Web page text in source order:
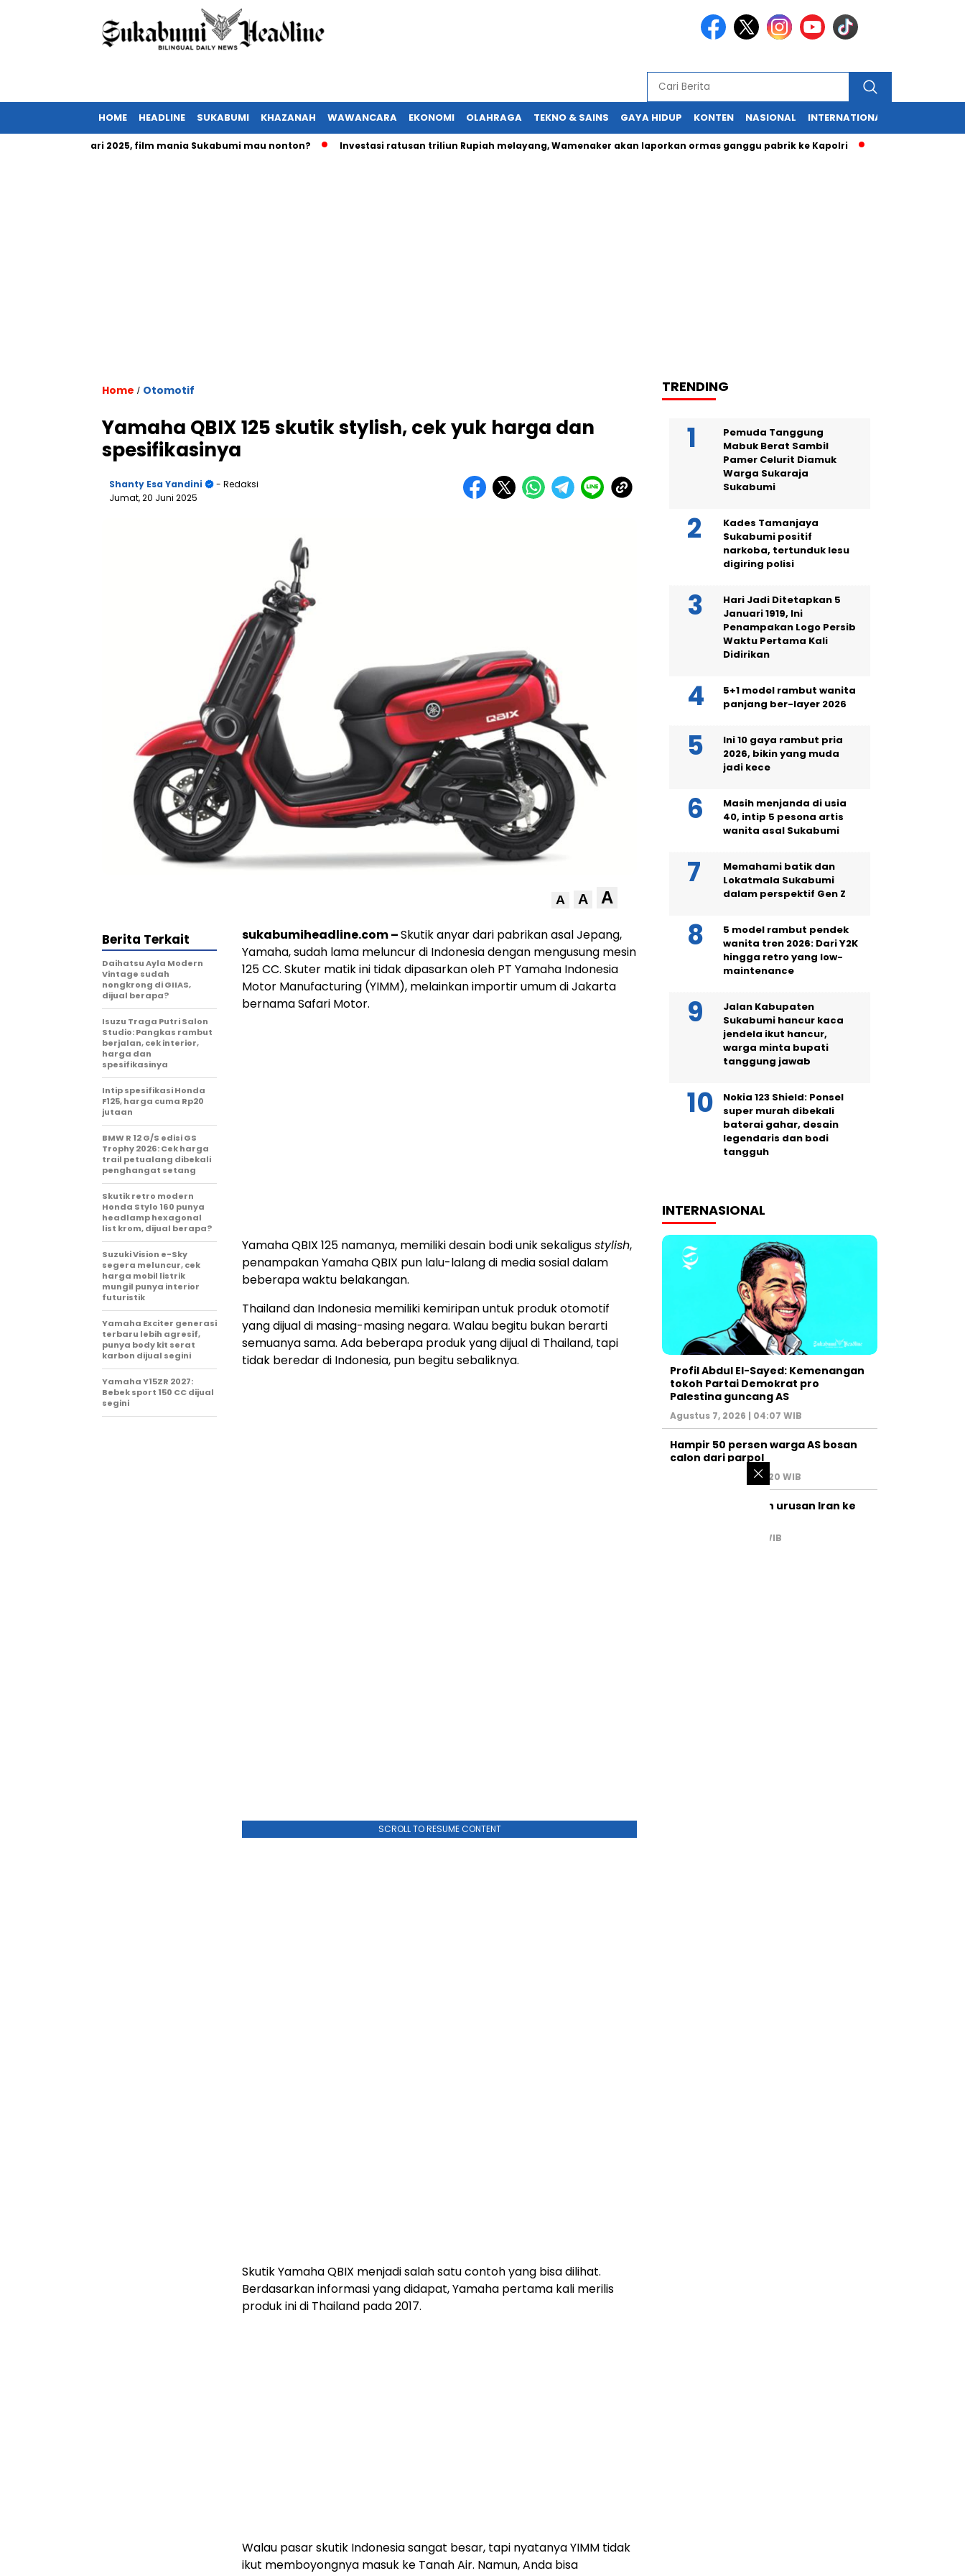
HOME HEADLINE SUKABUMI KHAZANAH WAWANCARA EKONOMI OLAHRAGA TEKNO & SAINS GAYA HIDUP KONTEN NASIONAL INTERNATIONAL
Februari 2025, film mania Sukabumi mau nonton? Investasi ratusan triliun Rupiah melayang, Wamenaker akan laporkan ormas ganggu pabrik ke Kapolri Cabup dan Cawali
Home / Otomotif
Yamaha QBIX 125 skutik stylish, cek yuk harga dan
spesifikasinya
Shanty Esa Yandini
- Redaksi
Jumat, 20 Juni 2025
A A A
sukabumiheadline.com –Skutik anyar dari pabrikan asal Jepang,
Yamaha, sudah lama meluncur di Indonesia dengan mengusung mesin
125 CC. Skuter matik ini tidak dipasarkan oleh PT Yamaha Indonesia
Motor Manufacturing (YIMM), melainkan importir umum di Jakarta
bernama Safari Motor.
Yamaha QBIX 125 namanya, memiliki desain bodi unik sekaligusstylish,
penampakan Yamaha QBIX pun lalu-lalang di media sosial dalam
beberapa waktu belakangan.
Thailand dan Indonesia memiliki kemiripan untuk produk otomotif
yang dijual di masing-masing negara. Walau begitu bukan berarti
semuanya sama. Ada beberapa produk yang dijual di Thailand, tapi
tidak beredar di Indonesia, pun begitu sebaliknya.
SCROLL TO RESUME CONTENT
Skutik Yamaha QBIX menjadi salah satu contoh yang bisa dilihat.
Berdasarkan informasi yang didapat, Yamaha pertama kali merilis
produk ini di Thailand pada 2017.
Walau pasar skutik Indonesia sangat besar, tapi nyatanya YIMM tidak
ikut memboyongnya masuk ke Tanah Air. Namun, Anda bisa
Berita Terkait
Daihatsu Ayla Modern
Vintage sudah
nongkrong di GIIAS,
dijual berapa?
Isuzu Traga Putri Salon
Studio: Pangkas rambut
berjalan, cek interior,
harga dan
spesifikasinya
Intip spesifikasi Honda
F125, harga cuma Rp20
jutaan
BMW R 12 G/S edisi GS
Trophy 2026: Cek harga
trail petualang dibekali
penghangat setang
Skutik retro modern
Honda Stylo 160 punya
headlamp hexagonal
list krom, dijual berapa?
Suzuki Vision e-Sky
segera meluncur, cek
harga mobil listrik
mungil punya interior
futuristik
Yamaha Exciter generasi
terbaru lebih agresif,
punya body kit serat
karbon dijual segini
Yamaha Y15ZR 2027:
Bebek sport 150 CC dijual
segini
TRENDING
Pemuda Tanggung
Mabuk Berat Sambil
Pamer Celurit Diamuk
Warga Sukaraja
Sukabumi
Kades Tamanjaya
Sukabumi positif
narkoba, tertunduk lesu
digiring polisi
Hari Jadi Ditetapkan 5
Januari 1919, Ini
Penampakan Logo Persib
Waktu Pertama Kali
Didirikan
5+1 model rambut wanita
panjang ber-layer 2026
Ini 10 gaya rambut pria
2026, bikin yang muda
jadi kece
Masih menjanda di usia
40, intip 5 pesona artis
wanita asal Sukabumi
Memahami batik dan
Lokatmala Sukabumi
dalam perspektif Gen Z
5 model rambut pendek
wanita tren 2026: Dari Y2K
hingga retro yang low-
maintenance
Jalan Kabupaten
Sukabumi hancur kaca
jendela ikut hancur,
warga minta bupati
tanggung jawab
Nokia 123 Shield: Ponsel
super murah dibekali
baterai gahar, desain
legendaris dan bodi
tangguh
INTERNASIONAL
Profil Abdul El-Sayed: Kemenangan
tokoh Partai Demokrat pro
Palestina guncang AS
Agustus 7, 2026 | 04:07 WIB
Hampir 50 persen warga AS bosan
calon dari parpol
Agustus 6, 2026 | 07:20 WIB
PM Israel serahkan urusan Iran ke
Juli 31, 2026 | 02:47 WIB